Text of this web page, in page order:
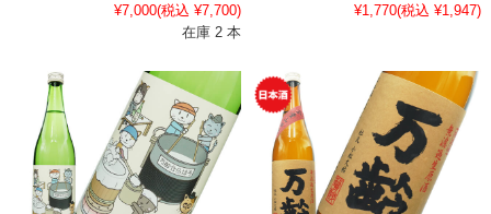
¥7,000(税込 ¥7,700)
在庫 2 本
¥1,770(税込 ¥1,947)